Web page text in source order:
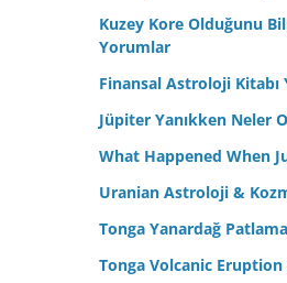
Kuzey Kore Olduğunu
Yorumlar
Finansal Astroloji Kitabı
Jüpiter Yanıkken Neler
What Happened When
Uranian Astroloji &
Tonga Yanardağ
Tonga Volcanic